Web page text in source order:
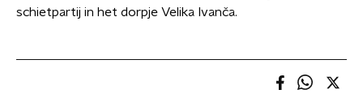
schietpartij in het dorpje Velika Ivanča.